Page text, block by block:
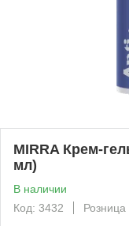
MIRRA Крем-
мл)
В наличии
Код: 3432
Розница